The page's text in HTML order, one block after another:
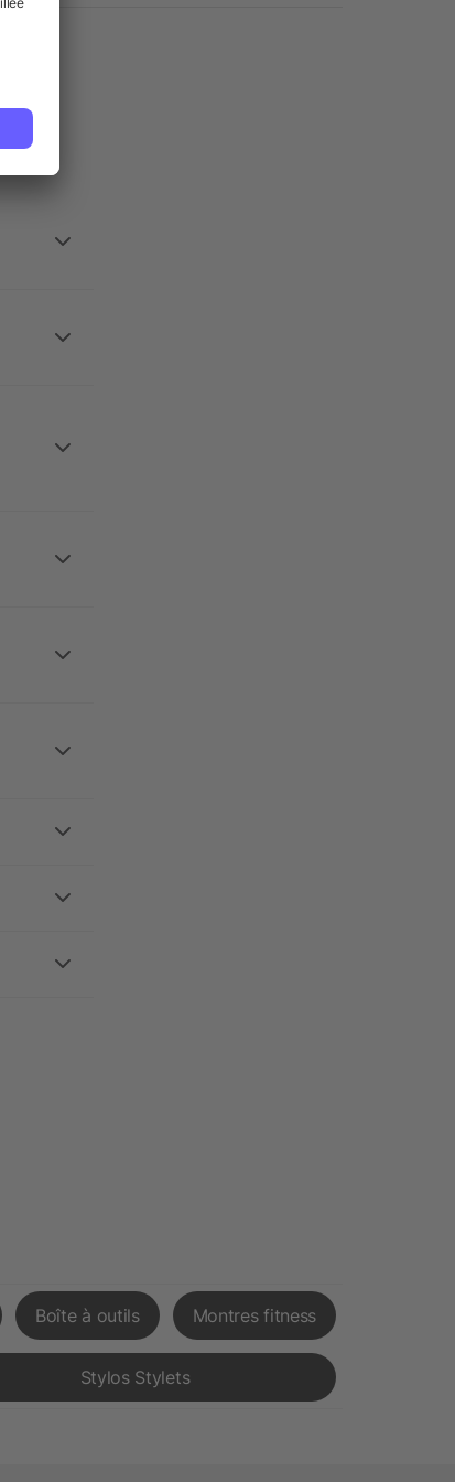
Boîte à outils Montres fitness
Stylos Stylets